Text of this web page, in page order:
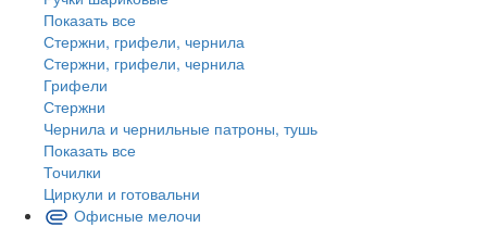
Показать все
Стержни, грифели, чернила
Стержни, грифели, чернила
Грифели
Стержни
Чернила и чернильные патроны, тушь
Показать все
Точилки
Циркули и готовальни
Офисные мелочи